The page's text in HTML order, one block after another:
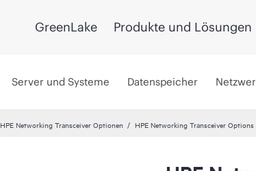
GreenLake Produkte und Lösungen
Server und Systeme Datenspeicher
HPE Networking Transceiver Optionen HPE Networking Transceiver Options